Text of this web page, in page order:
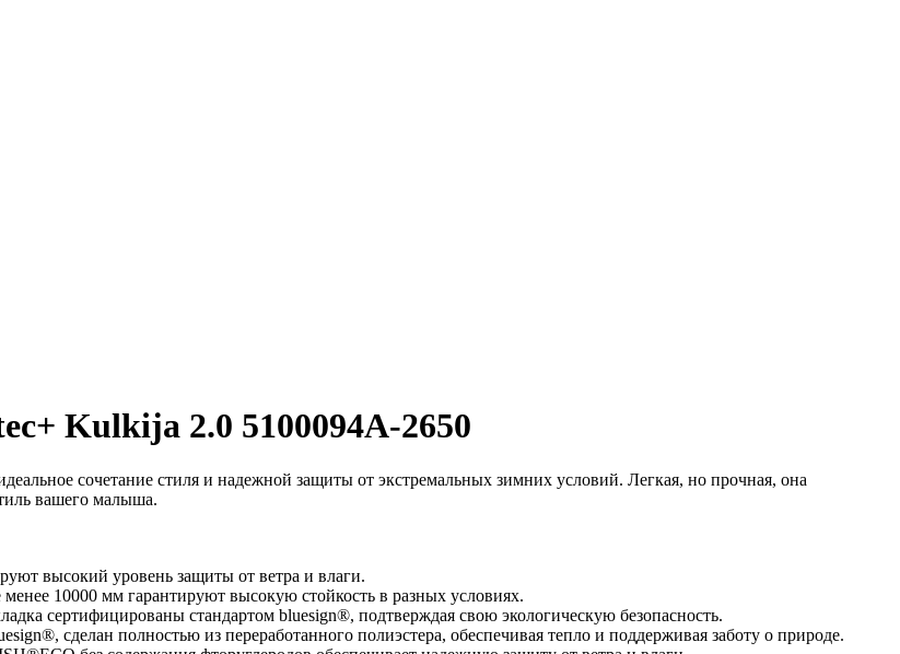
Kulkija 2.0 5100094A-2650
сочетание стиля и надежной защиты от экстремальных зимних условий. Легкая, но прочная, она
вашего малыша.
высокий уровень защиты от ветра и влаги.
10000 мм гарантируют высокую стойкость в разных условиях.
сертифицированы стандартом bluesign®, подтверждая свою экологическую безопасность.
сделан полностью из переработанного полиэстера, обеспечивая тепло и поддерживая заботу о природе.